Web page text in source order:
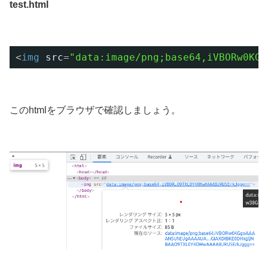
test.html
<img src="data:image/
このhtmlをブラウザで確認しましょう。